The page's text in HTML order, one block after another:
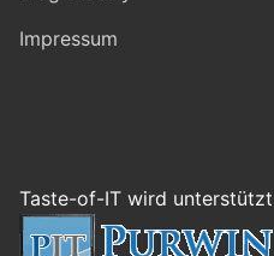
Impressum
Taste-of-IT wird